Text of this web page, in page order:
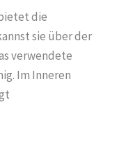
die
sie über der
verwendete
Im Inneren